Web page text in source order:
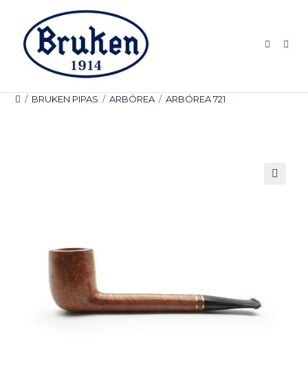
contenido
/ BRUKEN PIPAS / ARBÓREA / ARBÓREA 721